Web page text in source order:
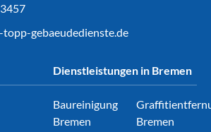
gebaeudedienste.de
Dienstleistungen in Bremen
Baureinigung
Bremen
Bremen